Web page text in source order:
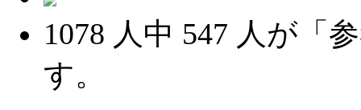
1078 人中 547 人が「
す。